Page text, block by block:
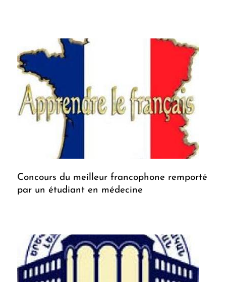
Concours du meilleur francophone remporté
par un étudiant en médecine